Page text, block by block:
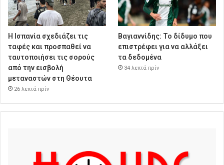
Η Ισπανία σχεδιάζει τις
ταφές και προσπαθεί να
ταυτοποιήσει τις σορούς
από την εισβολή
μεταναστών στη Θέουτα
26 λεπτά πρίν
Βαγιαννίδης: Το δίδυμο που
επιστρέφει για να αλλάξει
τα δεδομένα
34 λεπτά πρίν